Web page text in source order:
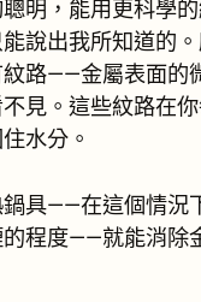
明，能用更科學
說出我所知道的
路——金屬表面的
見。這些紋路在
水分。
具——在這個情況
的程度——就能消除